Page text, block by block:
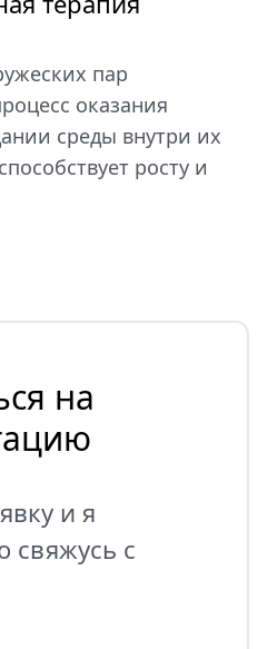
пар
оказания
среды внутри их
росту и
на
и я
свяжусь с